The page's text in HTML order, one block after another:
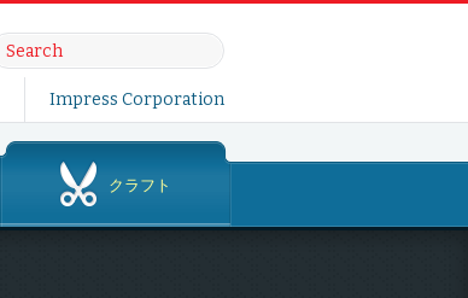
Impress Corporation
クラフト